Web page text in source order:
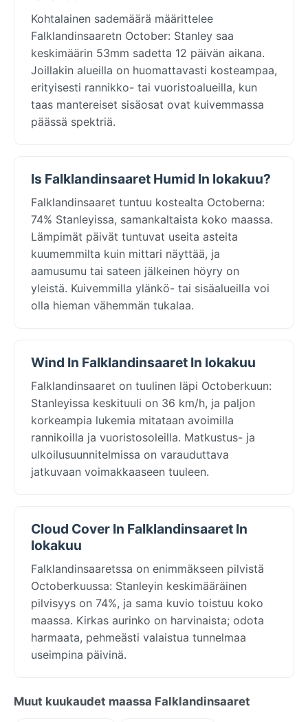
Kohtalainen sademäärä määrittelee
Falklandinsaaretn October: Stanley saa
keskimäärin 53mm sadetta 12 päivän aikana.
Joillakin alueilla on huomattavasti kosteampaa,
erityisesti rannikko- tai vuoristoalueilla, kun
taas mantereiset sisäosat ovat kuivemmassa
päässä spektriä.
Is Falklandinsaaret Humid In lokakuu?
Falklandinsaaret tuntuu kostealta Octoberna:
74% Stanleyissa, samankaltaista koko maassa.
Lämpimät päivät tuntuvat useita asteita
kuumemmilta kuin mittari näyttää, ja
aamusumu tai sateen jälkeinen höyry on
yleistä. Kuivemmilla ylänkö- tai sisäalueilla voi
olla hieman vähemmän tukalaa.
Wind In Falklandinsaaret In lokakuu
Falklandinsaaret on tuulinen läpi Octoberkuun:
Stanleyissa keskituuli on 36 km/h, ja paljon
korkeampia lukemia mitataan avoimilla
rannikoilla ja vuoristosoleilla. Matkustus- ja
ulkoilusuunnitelmissa on varauduttava
jatkuvaan voimakkaaseen tuuleen.
Cloud Cover In Falklandinsaaret In
lokakuu
Falklandinsaaretssa on enimmäkseen pilvistä
Octoberkuussa: Stanleyin keskimääräinen
pilvisyys on 74%, ja sama kuvio toistuu koko
maassa. Kirkas aurinko on harvinaista; odota
harmaata, pehmeästi valaistua tunnelmaa
useimpina päivinä.
Muut kuukaudet maassa Falklandinsaaret